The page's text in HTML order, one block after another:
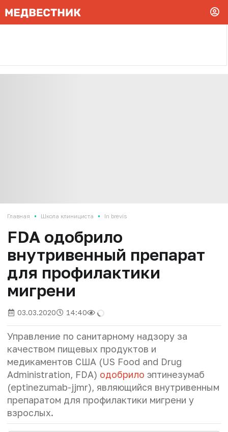
Главная • Школа клинициста • In brevis
FDA одобрило
внутривенный препарат
для профилактики
мигрени
03.03.2020 14:40
Управление по санитарному надзору за
качеством пищевых продуктов и
медикаментов США (US Food and Drug
Administration, FDA) одобрило эптинезумаб
(eptinezumab-jjmr), являющийся внутривенным
препаратом для профилактики мигрени у
взрослых.